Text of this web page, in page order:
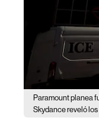
Paramount planea
Skydance reveló